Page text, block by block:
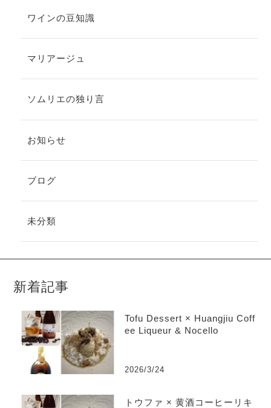
ワインの豆知識
マリアージュ
ソムリエの独り言
お知らせ
ブログ
未分類
新着記事
Tofu Dessert × Huangjiu Coff
ee Liqueur & Nocello
2026/3/24
トウファ × 黄酒コーヒーリキ